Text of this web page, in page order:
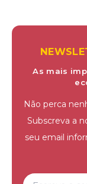
As mais
Não perca
Subscreva a
seu email